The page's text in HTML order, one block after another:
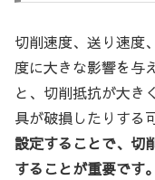
切削速度、送り速度
度に大きな影響を与
と、切削抵抗が大き
具が破損したりする
設定することで、切
することが重要です。